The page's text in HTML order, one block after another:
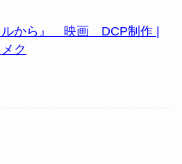
ルから』 映画 DCP制作 |
ク